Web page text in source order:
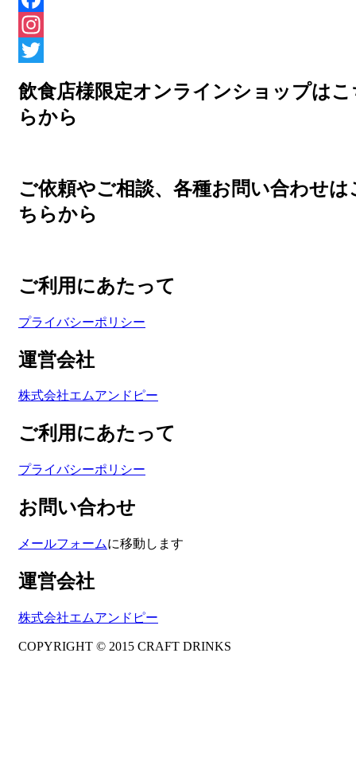
Facebook
Instagram
飲食店様限定オンラインショップはこ
らから
ご依頼やご相談、各種お問い合わせは
ちらから
ご利用にあたって
プライバシーポリシー
運営会社
株式会社エムアンドピー
ご利用にあたって
プライバシーポリシー
お問い合わせ
メールフォームに移動します
運営会社
株式会社エムアンドピー
COPYRIGHT © 2015 CRAFT DRINKS